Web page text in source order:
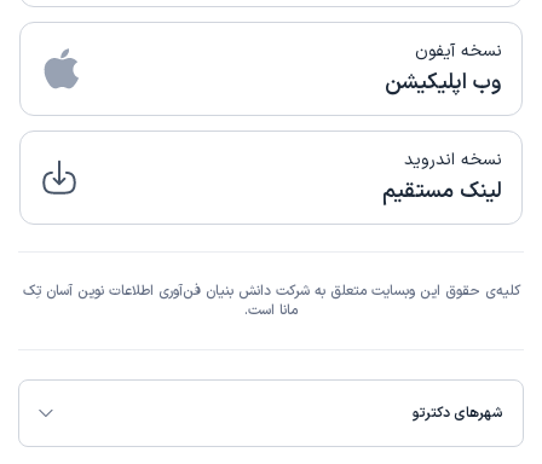
نسخه آیفون
وب اپلیکیشن
نسخه اندروید
لینک مستقیم
کلیه‌ی حقوق این وبسایت متعلق به شرکت دانش بنیان فن‌آوری اطلاعات نوین آسان تِک
مانا است.
شهرهای دکترتو